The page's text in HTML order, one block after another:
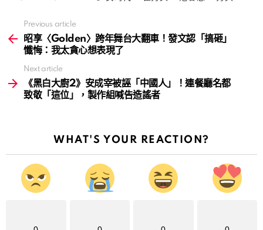
more
Previous article
昭享〈Golden〉跨年舞台大翻車！發文認「搞砸」
懺悔：我太貪心想表現了
Next article
《黑白大廚2》安成宰被誣「中國人」！連餐廳名都
致敬「這位」，製作組喊告造謠者
WHAT'S YOUR REACTION?